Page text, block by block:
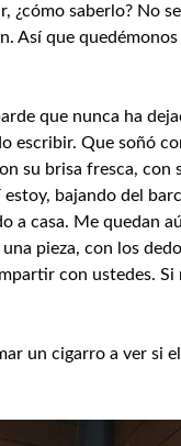
¿cómo saberlo? No
Así que
que nunca ha
escribir. Que soñó
su brisa fresca,
estoy, bajando del
a casa. Me quedan
pieza, con los
con ustedes.
un cigarro a ver si